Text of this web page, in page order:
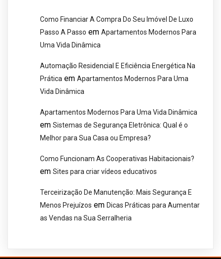
Como Financiar A Compra Do Seu Imóvel De Luxo
Passo A Passo em Apartamentos Modernos Para
Uma Vida Dinâmica
Automação Residencial E Eficiência Energética Na
Prática em Apartamentos Modernos Para Uma
Vida Dinâmica
Apartamentos Modernos Para Uma Vida Dinâmica
em Sistemas de Segurança Eletrônica: Qual é o
Melhor para Sua Casa ou Empresa?
Como Funcionam As Cooperativas Habitacionais?
em Sites para criar vídeos educativos
Terceirização De Manutenção: Mais Segurança E
Menos Prejuízos em Dicas Práticas para Aumentar
as Vendas na Sua Serralheria